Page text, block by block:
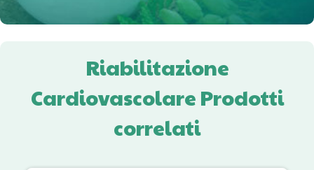
Riabilitazione
Cardiovascolare Prodotti
correlati